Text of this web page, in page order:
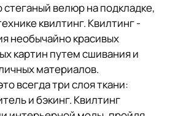
стеганый велюр на подкладке,
квилтинг. Квилтинг -
необычайно красивых
картин путем сшивания и
материалов.
всегда три слоя ткани:
и бэкинг. Квилтинг